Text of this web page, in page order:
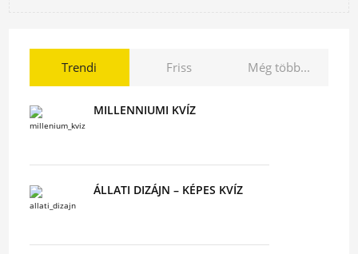
Trendi Friss Még több...
MILLENNIUMI KVÍZ
ÁLLATI DIZÁJN – KÉPES KVÍZ